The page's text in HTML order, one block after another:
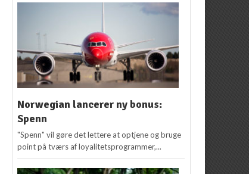
Norwegian lancerer ny bonus:
Spenn
"Spenn" vil gøre det lettere at optjene og bruge
point på tværs af loyalitetsprogrammer,...